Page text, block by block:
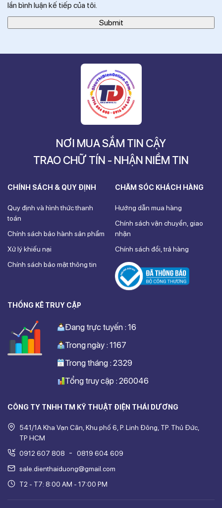
lần bình luận kế tiếp của tôi.
NƠI MUA SẮM TIN CẬY
TRAO CHỮ TÍN - NHẬN NIỀM TIN
CÔNG TY TNHH TM KỸ THUẬT ĐIỆN THÁI DƯƠNG
541/1A Kha Vạn Cân, Khu phố 6, P. Linh Đông, TP. Thủ Đức,
TP HCM
0912 607 808
-
0819 604 609
sale.dienthaiduong@gmail.com
T2 - T7: 8:00 AM - 17:00 PM
CHÍNH SÁCH & QUY ĐỊNH
Quy định và hình thức thanh
toán
Chính sách bảo hành sản phẩm
Xử lý khiếu nại
Chính sách bảo mật thông tin
CHĂM SÓC KHÁCH HÀNG
Hướng dẫn mua hàng
Chính sách vận chuyển, giao
nhận
Chính sách đổi, trả hàng
THỐNG KÊ TRUY CẬP
Trong ngày : 1167
Trong tháng : 2329
Tổng truy cập : 260046
Đang trực tuyến : 16